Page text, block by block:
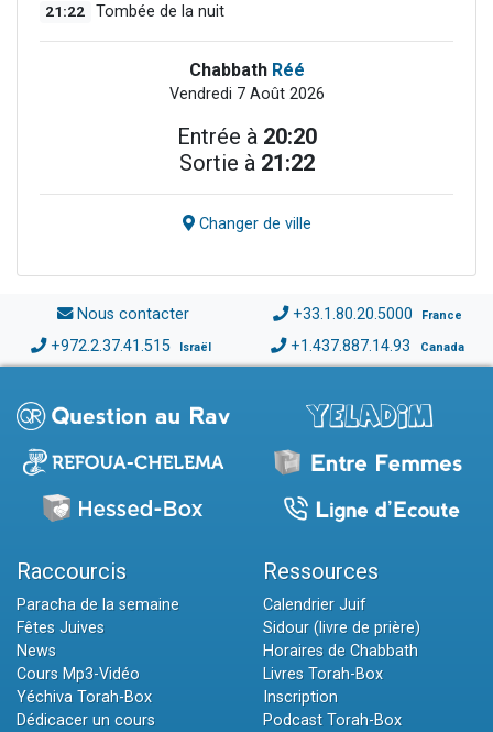
21:22 Tombée de la nuit
Chabbath Réé
Vendredi 7 Août 2026
Entrée à 20:20
Sortie à 21:22
Changer de ville
Nous contacter +33.1.80.20.5000 France
+972.2.37.41.515 Israël +1.437.887.14.93 Canada
Raccourcis
Paracha de la semaine
Fêtes Juives
News
Cours Mp3-Vidéo
Yéchiva Torah-Box
Dédicacer un cours
Ressources
Calendrier Juif
Sidour (livre de prière)
Horaires de Chabbath
Livres Torah-Box
Inscription
Podcast Torah-Box